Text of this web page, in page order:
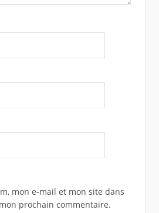
mon e-mail et mon site dans
prochain commentaire.